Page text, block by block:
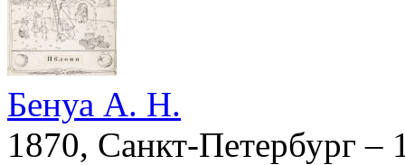
Бенуа А. Н.
1870, Санкт-Петербург